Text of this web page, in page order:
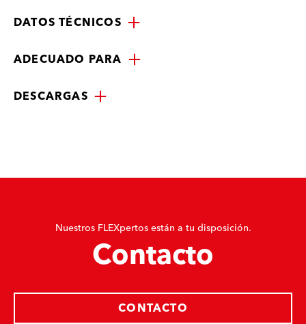
DATOS TÉCNICOS
ADECUADO PARA
DESCARGAS
Nuestros FLEXpertos están a tu disposición.
Contacto
CONTACTO